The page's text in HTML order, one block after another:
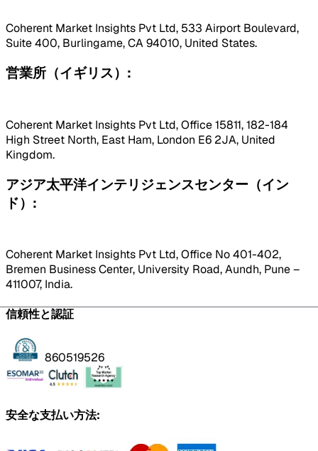
Coherent Market Insights Pvt Ltd, 533 Airport Boulevard,
Suite 400, Burlingame, CA 94010, United States.
営業所（イギリス）:
Coherent Market Insights Pvt Ltd, Office 15811, 182-184
High Street North, East Ham, London E6 2JA, United
Kingdom.
アジア太平洋インテリジェンスセンター（イン
ド）:
Coherent Market Insights Pvt Ltd, Office No 401-402,
Bremen Business Center, University Road, Aundh, Pune –
411007, India.
信頼性と認証
860519526
安全な支払い方法: